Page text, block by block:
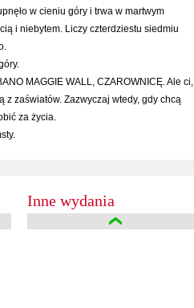
w cieniu góry i trwa w martwym
i niebytem. Liczy czterdziestu siedmiu
MAGGIE WALL, CZAROWNICĘ. Ale ci,
z zaświatów. Zazwyczaj wtedy, gdy chcą
za życia.
Inne wydania